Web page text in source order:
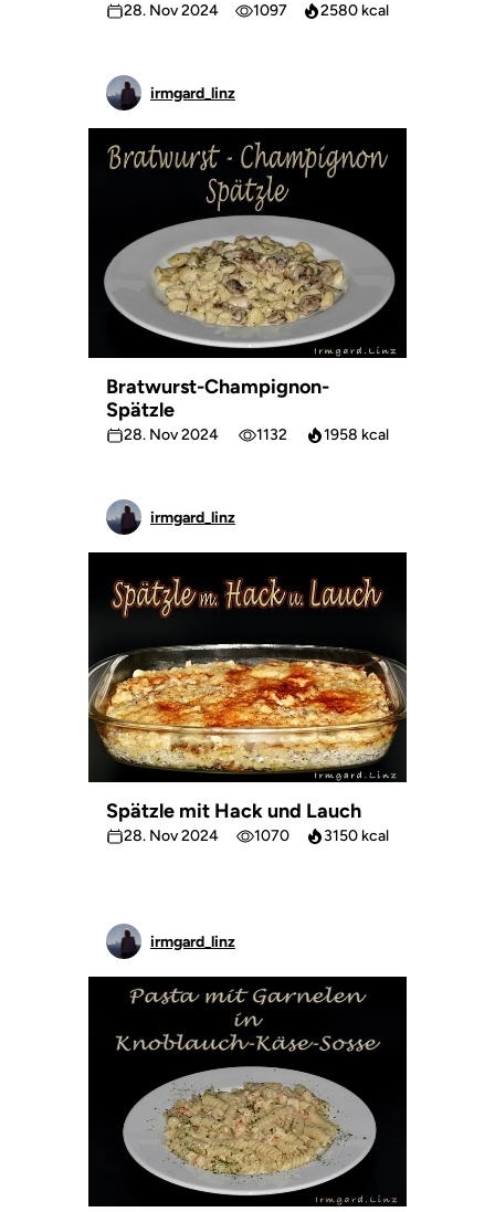
28. Nov 2024 1097 2580 kcal
irmgard_linz
Bratwurst-Champignon-
Spätzle
28. Nov 2024 1132 1958 kcal
irmgard_linz
Spätzle mit Hack und Lauch
28. Nov 2024 1070 3150 kcal
irmgard_linz